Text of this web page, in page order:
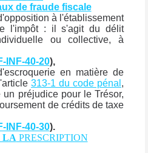
de fraude fiscale
à l'établissement
l'impôt : il s'agit du délit
ou collective, à
INF-40-20),
en matière de
313-1 du code pénal ,
préjudice pour le Trésor,
de crédits de taxe
INF-40-30).
LA PRESCRIPTION